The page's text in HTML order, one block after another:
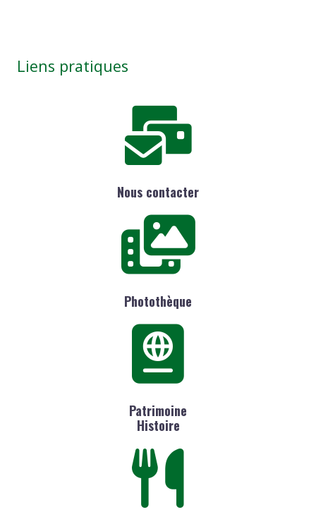
Liens pratiques
Nous contacter
Photothèque
Patrimoine
Histoire